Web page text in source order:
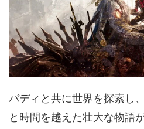
バディと共に世界を探索し
と時間を越えた壮大な物語